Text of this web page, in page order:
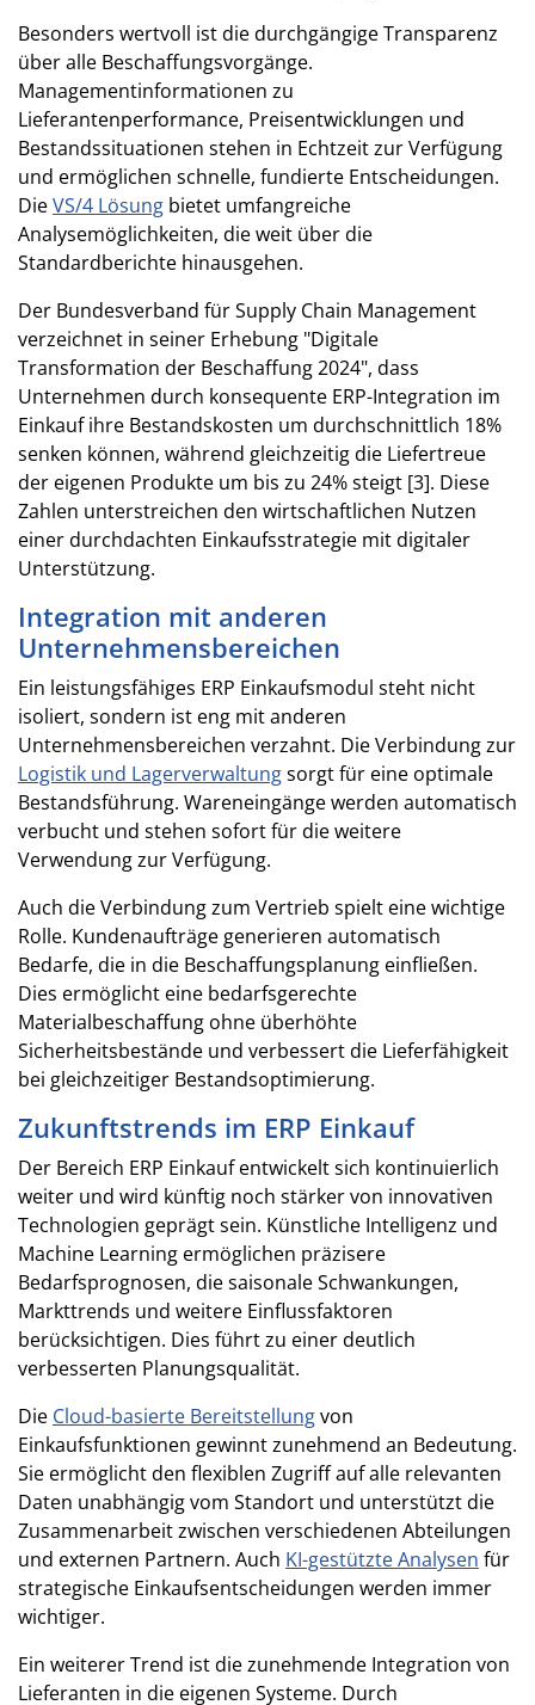
Besonders wertvoll ist die durchgängige Transparenz
über alle Beschaffungsvorgänge.
Managementinformationen zu
Lieferantenperformance, Preisentwicklungen und
Bestandssituationen stehen in Echtzeit zur Verfügung
und ermöglichen schnelle, fundierte Entscheidungen.
DieVS/4 Lösung bietet umfangreiche
Analysemöglichkeiten, die weit über die
Standardberichte hinausgehen.
Der Bundesverband für Supply Chain Management
verzeichnet in seiner Erhebung "Digitale
Transformation der Beschaffung 2024", dass
Unternehmen durch konsequente ERP-Integration im
Einkauf ihre Bestandskosten um durchschnittlich 18%
senken können, während gleichzeitig die Liefertreue
der eigenen Produkte um bis zu 24% steigt [3]. Diese
Zahlen unterstreichen den wirtschaftlichen Nutzen
einer durchdachten Einkaufsstrategie mit digitaler
Unterstützung.
Integration mit anderen
Unternehmensbereichen
Ein leistungsfähiges ERP Einkaufsmodul steht nicht
isoliert, sondern ist eng mit anderen
Unternehmensbereichen verzahnt. Die Verbindung zur
Logistik und Lagerverwaltungsorgt für eine optimale
Bestandsführung. Wareneingänge werden automatisch
verbucht und stehen sofort für die weitere
Verwendung zur Verfügung.
Auch die Verbindung zum Vertrieb spielt eine wichtige
Rolle. Kundenaufträge generieren automatisch
Bedarfe, die in die Beschaffungsplanung einfließen.
Dies ermöglicht eine bedarfsgerechte
Materialbeschaffung ohne überhöhte
Sicherheitsbestände und verbessert die Lieferfähigkeit
bei gleichzeitiger Bestandsoptimierung.
Zukunftstrends im ERP Einkauf
Der Bereich ERP Einkauf entwickelt sich kontinuierlich
weiter und wird künftig noch stärker von innovativen
Technologien geprägt sein. Künstliche Intelligenz und
Machine Learning ermöglichen präzisere
Bedarfsprognosen, die saisonale Schwankungen,
Markttrends und weitere Einflussfaktoren
berücksichtigen. Dies führt zu einer deutlich
verbesserten Planungsqualität.
Die Cloud-basierte Bereitstellungvon
Einkaufsfunktionen gewinnt zunehmend an Bedeutung.
Sie ermöglicht den flexiblen Zugriff auf alle relevanten
Daten unabhängig vom Standort und unterstützt die
Zusammenarbeit zwischen verschiedenen Abteilungen
und externen Partnern. Auch KI-gestützte Analysen für
strategische Einkaufsentscheidungen werden immer
wichtiger.
Ein weiterer Trend ist die zunehmende Integration von
Lieferanten in die eigenen Systeme. Durch